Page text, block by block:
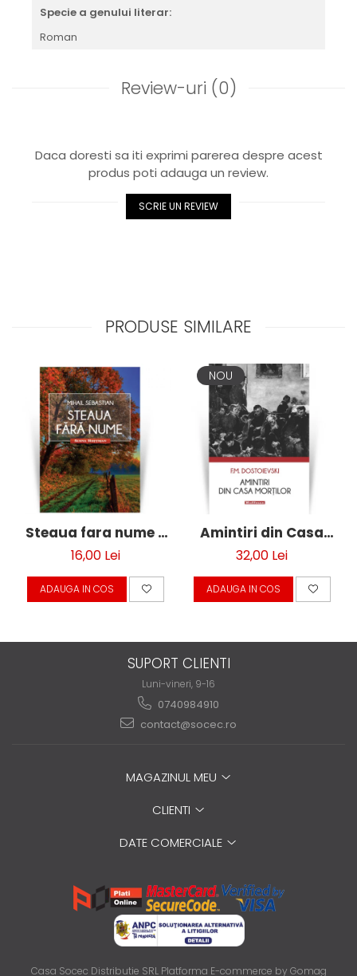
Specie a genului literar:
Roman
Review-uri (0)
Daca doresti sa iti exprimi parerea despre acest
produs poti adauga un review.
SCRIE UN REVIEW
PRODUSE SIMILARE
Steaua fara nume -
Mihail Sebastian
16,00 Lei
ADAUGA IN COS
NOU
Amintiri din Casa
mortilor - F. M.
Dostoievski
32,00 Lei
ADAUGA IN COS
SUPORT CLIENTI
Luni-vineri, 9-16
0740984910
contact@socec.ro
MAGAZINUL MEU
CLIENTI
DATE COMERCIALE
Casa Socec Distributie SRL Platforma E-commerce by Gomag